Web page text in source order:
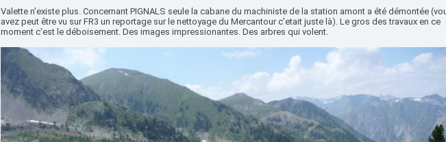
Valette n'existe plus. Concernant PIGNALS seule la cabane du machiniste de la station amont a été démontée
avez peut être vu sur FR3 un reportage sur le nettoyage du Mercantour c'etait juste là). Le gros des travaux en ce
moment c'est le déboisement. Des images impressionantes. Des arbres qui volent.